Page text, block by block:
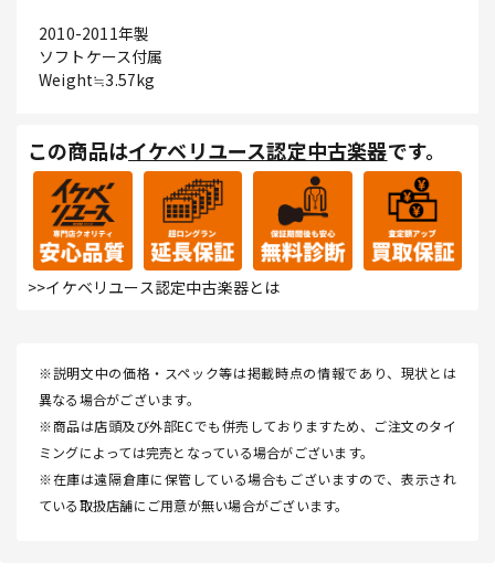
2010-2011年製
ソフトケース付属
Weight≒3.57kg
この商品はイケベリユース認定中古楽器です。
>>イケベリユース認定中古楽器とは
※説明文中の価格・スペック等は掲載時点の情報であり、現状とは
異なる場合がございます。
※商品は店頭及び外部ECでも併売しておりますため、ご注文のタイ
ミングによっては完売となっている場合がございます。
※在庫は遠隔倉庫に保管している場合もございますので、表示され
ている取扱店舗にご用意が無い場合がございます。